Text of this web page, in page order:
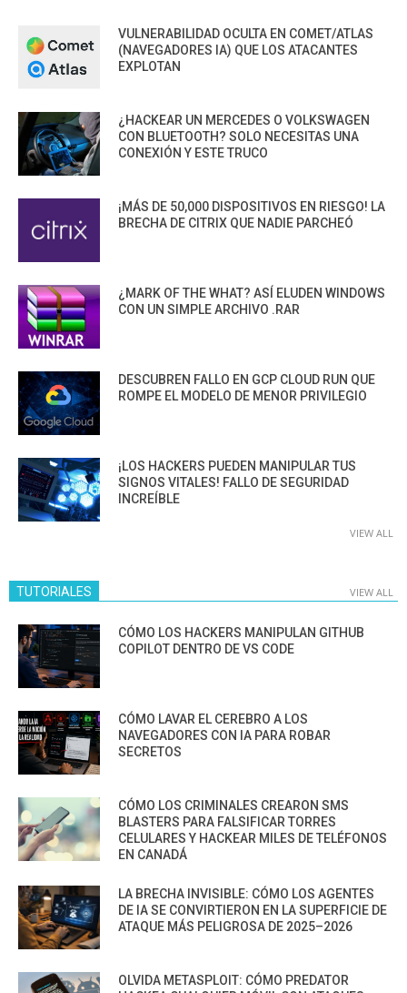
VULNERABILIDAD OCULTA EN COMET/ATLAS
(NAVEGADORES IA) QUE LOS ATACANTES
EXPLOTAN
¿HACKEAR UN MERCEDES O VOLKSWAGEN
CON BLUETOOTH? SOLO NECESITAS UNA
CONEXIÓN Y ESTE TRUCO
¡MÁS DE 50,000 DISPOSITIVOS EN RIESGO! LA
BRECHA DE CITRIX QUE NADIE PARCHEÓ
¿MARK OF THE WHAT? ASÍ ELUDEN WINDOWS
CON UN SIMPLE ARCHIVO .RAR
DESCUBREN FALLO EN GCP CLOUD RUN QUE
ROMPE EL MODELO DE MENOR PRIVILEGIO
¡LOS HACKERS PUEDEN MANIPULAR TUS
SIGNOS VITALES! FALLO DE SEGURIDAD
INCREÍBLE
VIEW ALL
TUTORIALES VIEW ALL
CÓMO LOS HACKERS MANIPULAN GITHUB
COPILOT DENTRO DE VS CODE
CÓMO LAVAR EL CEREBRO A LOS
NAVEGADORES CON IA PARA ROBAR
SECRETOS
CÓMO LOS CRIMINALES CREARON SMS
BLASTERS PARA FALSIFICAR TORRES
CELULARES Y HACKEAR MILES DE TELÉFONOS
EN CANADÁ
LA BRECHA INVISIBLE: CÓMO LOS AGENTES
DE IA SE CONVIRTIERON EN LA SUPERFICIE DE
ATAQUE MÁS PELIGROSA DE 2025–2026
OLVIDA METASPLOIT: CÓMO PREDATOR